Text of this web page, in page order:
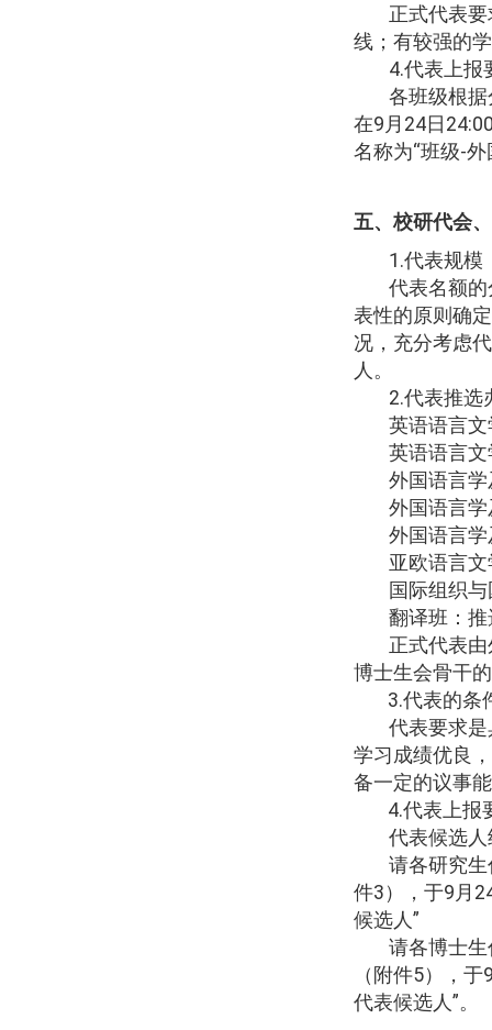
正式代表
线；有较强的
4.代表上报
各班级根
在9月 24日
名称为“班级-外
五、校研代会
1.代表规模
代表名额
表性的原则确
况，充分考虑
人。
2.代表推选
英语语言
英语语言
外国语言
外国语言
外国语言
亚欧语言
国际组织
翻译班：推
正式代表
博士生会骨干
3.代表的条
代表要求
学习成绩优良
备一定的议事
4.代表上报
代表候选
请各研究
件3），于9月
候选人”
请各博士
（附件5），于
代表候选人”。